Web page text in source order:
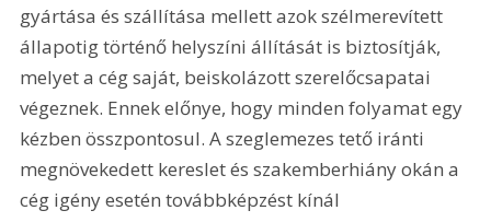
gyártása és szállítása mellett azok szélmerevített
állapotig történő helyszíni állítását is biztosítják,
melyet a cég saját, beiskolázott szerelőcsapatai
végeznek. Ennek előnye, hogy minden folyamat egy
kézben összpontosul. A szeglemezes tető iránti
megnövekedett kereslet és szakemberhiány okán a
cég igény esetén továbbképzést kínál